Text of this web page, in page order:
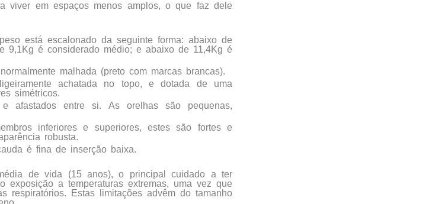
viver em espaços menos amplos, o que faz dele
está escalonado da seguinte forma: abaixo de
9,1Kg é considerado médio; e abaixo de 11,4Kg é
malhada (preto com marcas brancas).
achatada no topo, e dotada de uma
simétricos.
afastados entre si. As orelhas são pequenas,
inferiores e superiores, estes são fortes e
robusta.
é fina de inserção baixa.
de vida (15 anos), o principal cuidado a ter
exposição a temperaturas extremas, uma vez que
respiratórios. Estas limitações advêm do tamanho